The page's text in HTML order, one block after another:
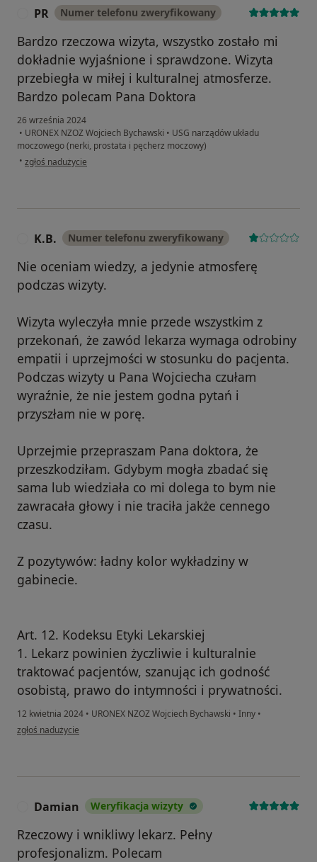
PR Numer telefonu zweryfikowany
Bardzo rzeczowa wizyta, wszystko zostało mi
dokładnie wyjaśnione i sprawdzone. Wizyta
przebiegła w miłej i kulturalnej atmosferze.
Bardzo polecam Pana Doktora
26 września 2024
• URONEX NZOZ Wojciech Bychawski • USG narządów układu
moczowego (nerki, prostata i pęcherz moczowy)
• w opinii użytkownika PR
zgłoś nadużycie
K.B. Numer telefonu zweryfikowany
Nie oceniam wiedzy, a jedynie atmosferę
podczas wizyty.
Wizyta wyleczyła mnie przede wszystkim z
przekonań, że zawód lekarza wymaga odrobiny
empatii i uprzejmości w stosunku do pacjenta.
Podczas wizyty u Pana Wojciecha czułam
wyraźnie, że nie jestem godna pytań i
przyszłam nie w porę.
Uprzejmie przepraszam Pana doktora, że
przeszkodziłam. Gdybym mogła zbadać się
sama lub wiedziała co mi dolega to bym nie
zawracała głowy i nie traciła jakże cennego
czasu.
Z pozytywów: ładny kolor wykładziny w
gabinecie.
Art. 12. Kodeksu Etyki Lekarskiej
1. Lekarz powinien życzliwie i kulturalnie
traktować pacjentów, szanując ich godność
osobistą, prawo do intymności i prywatności.
12 kwietnia 2024 • URONEX NZOZ Wojciech Bychawski • Inny •
w opinii użytkownika K.B.
zgłoś nadużycie
Damian Weryfikacja wizyty
Rzeczowy i wnikliwy lekarz. Pełny
profesjonalizm. Polecam